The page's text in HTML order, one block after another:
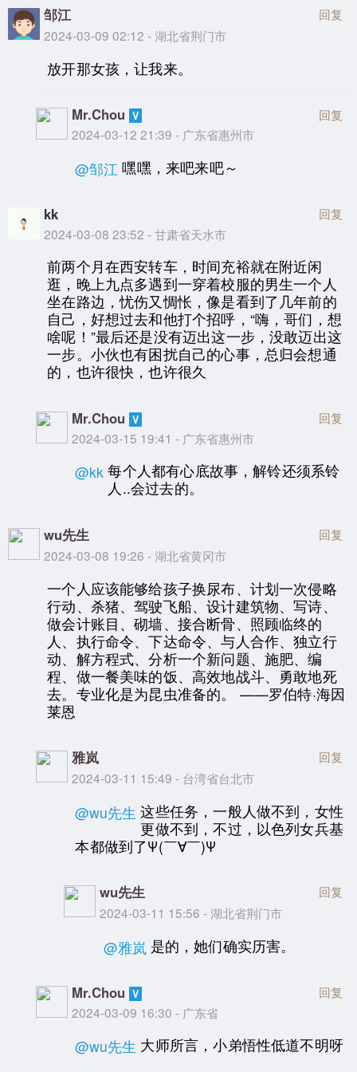
邹江
2024-03-09 02:12 - 湖北省荆门市
回复
放开那女孩，让我来。
Mr.Chou
2024-03-12 21:39 - 广东省惠州市
回复
@邹江 嘿嘿，来吧来吧～
kk
2024-03-08 23:52 - 甘肃省天水市
回复
前两个月在西安转车，时间充裕就在附近闲
逛，晚上九点多遇到一穿着校服的男生一个人
坐在路边，忧伤又惆怅，像是看到了几年前的
自己，好想过去和他打个招呼，“嗨，哥们，想
啥呢！”最后还是没有迈出这一步，没敢迈出这
一步。小伙也有困扰自己的心事，总归会想通
的，也许很快，也许很久
Mr.Chou
2024-03-15 19:41 - 广东省惠州市
回复
@kk 每个人都有心底故事，解铃还须系铃
人..会过去的。
wu先生
2024-03-08 19:26 - 湖北省黄冈市
回复
一个人应该能够给孩子换尿布、计划一次侵略
行动、杀猪、驾驶飞船、设计建筑物、写诗、
做会计账目、砌墙、接合断骨、照顾临终的
人、执行命令、下达命令、与人合作、独立行
动、解方程式、分析一个新问题、施肥、编
程、做一餐美味的饭、高效地战斗、勇敢地死
去。专业化是为昆虫准备的。 ——罗伯特·海因
莱恩
雅岚
2024-03-11 15:49 - 台湾省台北市
回复
@wu先生 这些任务，一般人做不到，女性
更做不到，不过，以色列女兵基
本都做到了Ψ(￣∀￣)Ψ
wu先生
2024-03-11 15:56 - 湖北省荆门市
回复
@雅岚 是的，她们确实历害。
Mr.Chou
2024-03-09 16:30 - 广东省
回复
@wu先生 大师所言，小弟悟性低道不明呀